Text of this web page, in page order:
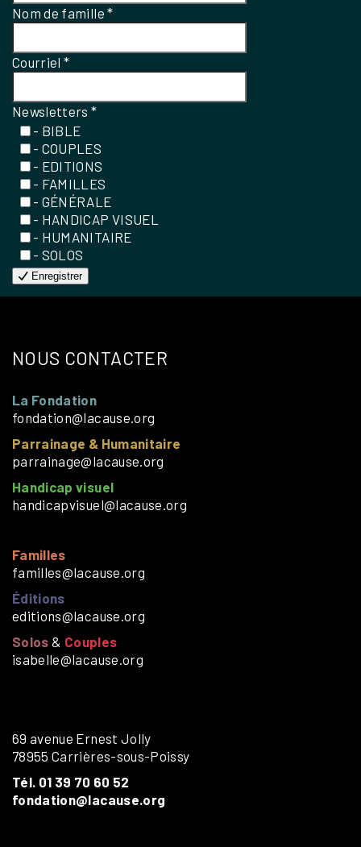
Nom de famille*
Courriel*
Newsletters*
- BIBLE
- COUPLES
- EDITIONS
- FAMILLES
- GÉNÉRALE
- HANDICAP VISUEL
- HUMANITAIRE
- SOLOS
Enregistrer
NOUS CONTACTER
La Fondation
fondation@lacause.org
Parrainage & Humanitaire
parrainage@lacause.org
Handicap visuel
handicapvisuel@lacause.org
Familles
familles@lacause.org
Éditions
editions@lacause.org
Solos & Couples
isabelle@lacause.org
69 avenue Ernest Jolly
78955 Carrières-sous-Poissy
Tél. 01 39 70 60 52
fondation@lacause.org